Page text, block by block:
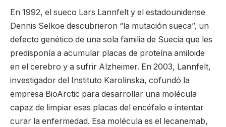
En 1992, el sueco Lars Lannfelt y el estadounidense
Dennis Selkoe descubrieron “la mutación sueca”, un
defecto genético de una sola familia de Suecia que les
predisponía a acumular placas de proteína amiloide
en el cerebro y a sufrir Alzheimer. En 2003, Lannfelt,
investigador del Instituto Karolinska, cofundó la
empresa BioArctic para desarrollar una molécula
capaz de limpiar esas placas del encéfalo e intentar
curar la enfermedad. Esa molécula es el lecanemab,